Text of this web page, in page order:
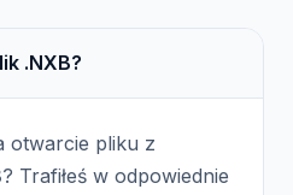
.NXB?
otwarcie pliku z
? Trafiłeś w odpowiednie